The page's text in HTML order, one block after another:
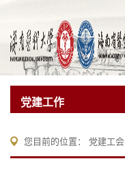
党建工作
您目前的位置： 党建工会